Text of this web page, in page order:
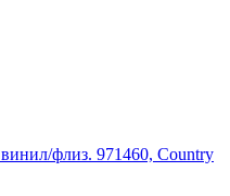
флиз. 971460, Country